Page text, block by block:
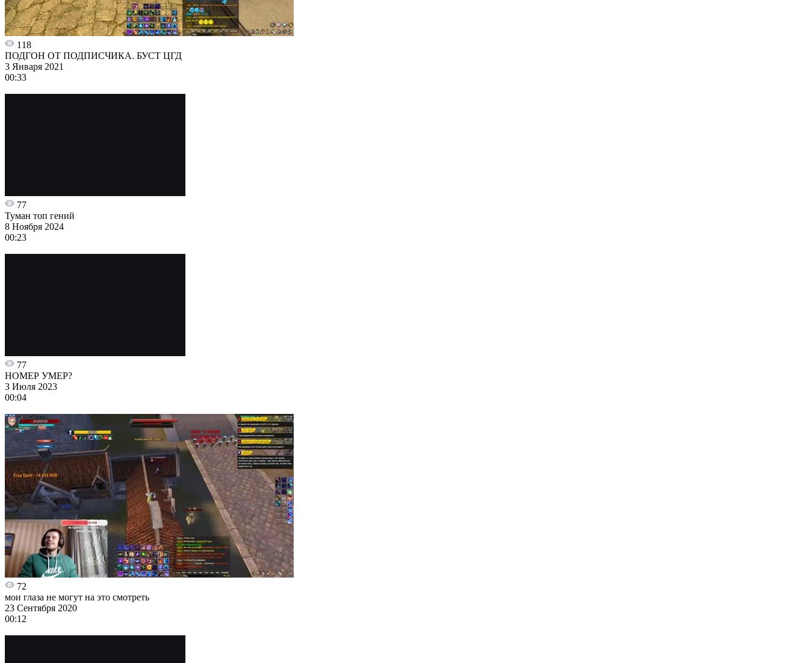
118
ПОДГОН ОТ ПОДПИСЧИКА. БУСТ ЦГД
3 Января 2021
00:33
77
Туман топ гений
8 Ноября 2024
00:23
77
НОМЕР УМЕР?
3 Июля 2023
00:04
72
мои глаза не могут на это смотреть
23 Сентября 2020
00:12